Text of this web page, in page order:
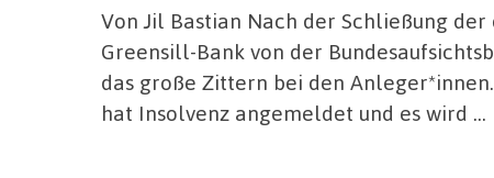
Von Jil Bastian Nach der Schließung
Greensill-Bank von der
das große Zittern bei den
hat Insolvenz angemeldet und es wird …